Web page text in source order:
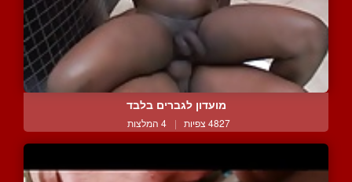
מועדון לגברים בלבד
4827 צפיות | 4 המלצות